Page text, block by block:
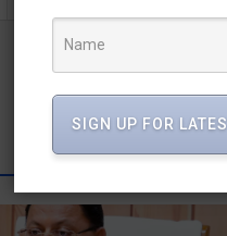
SIGN UP FOR